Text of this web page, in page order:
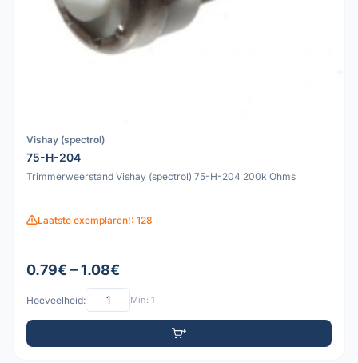
Vishay (spectrol)
75-H-204
Trimmerweerstand Vishay (spectrol) 75-H-204 200k Ohms
Laatste exemplaren!: 128
0.79€ – 1.08€
Hoeveelheid: Min: 1